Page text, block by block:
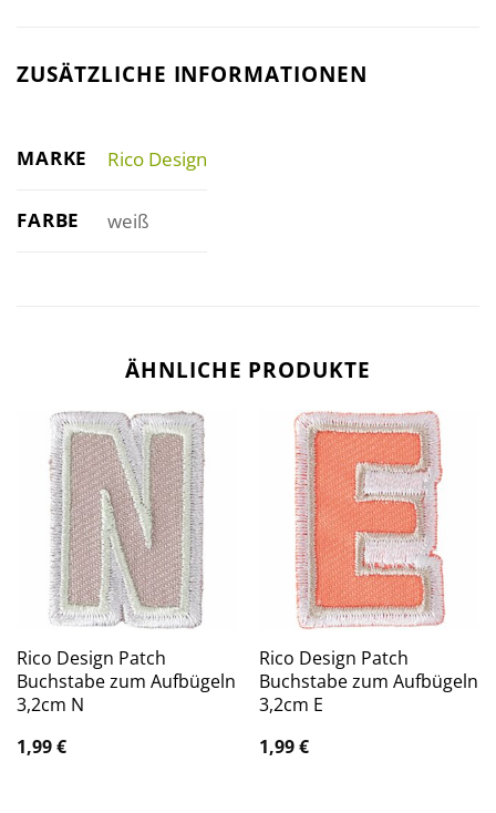
ZUSÄTZLICHE INFORMATIONEN
MARKE Rico Design
FARBE weiß
ÄHNLICHE PRODUKTE
Rico Design Patch
Buchstabe zum Aufbügeln
3,2cm N
1,99€
Rico Design Patch
Buchstabe zum Aufbügeln
3,2cm E
1,99€